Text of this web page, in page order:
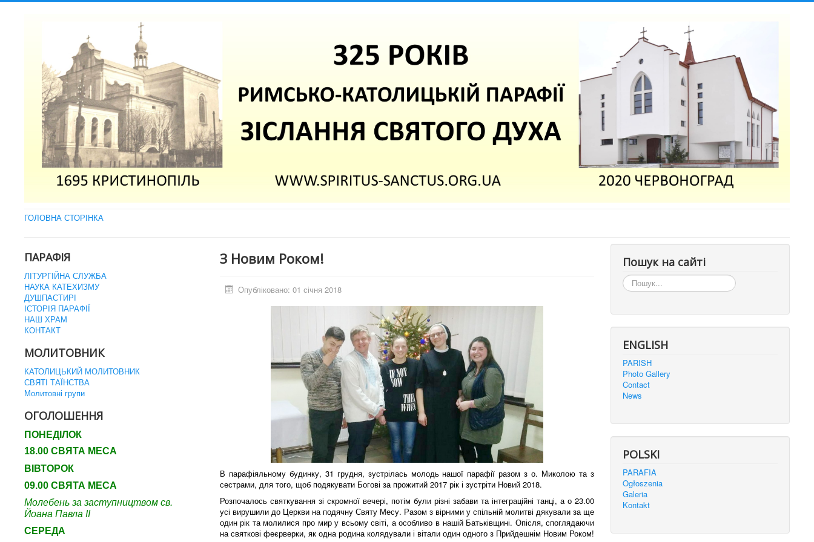
ГОЛОВНА СТОРІНКА
ПАРАФІЯ
ЛІТУРГІЙНА СЛУЖБА
НАУКА КАТЕХИЗМУ
ДУШПАСТИРІ
ІСТОРІЯ ПАРАФІЇ
НАШ ХРАМ
КОНТАКТ
МОЛИТОВНИК
КАТОЛИЦЬКИЙ МОЛИТОВНИК
СВЯТІ ТАЇНСТВА
Молитовні групи
ОГОЛОШЕННЯ
ПОНЕДІЛОК
18.00 СВЯТА МЕСА
ВІВТОРОК
09.00 СВЯТА МЕСА
Молебень за заступництвом св.
Йоана Павла ІІ
СЕРЕДА
З Новим Роком!
Опубліковано: 01 січня 2018
В парафіяльному будинку, 31 грудня, зустрілась молодь нашої парафії разом з о. Миколою та з
сестрами, для того, щоб подякувати Богові за прожитий 2017 рік і зустріти Новий 2018.
Розпочалось святкування зі скромної вечері, потім були різні забави та інтеграційні танці, а о 23.00
усі вирушили до Церкви на подячну Святу Месу. Разом з вірними у спільній молитві дякували за ще
один рік та молилися про мир у всьому світі, а особливо в нашій Батьківщині. Опісля, споглядаючи
на святкові феєрверки, як одна родина колядували і вітали один одного з Прийдешнім Новим Роком!
Пошук на сайті
Пошук...
ENGLISH
PARISH
Photo Gallery
Contact
News
POLSKI
PARAFIA
Ogłoszenia
Galeria
Kontakt